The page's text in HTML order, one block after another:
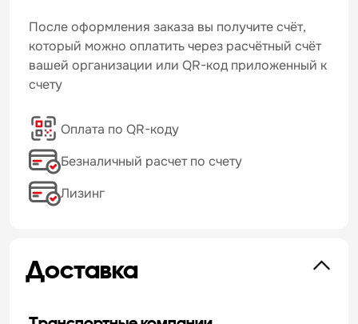
После оформления заказа вы получите счёт,
который можно оплатить через расчётный счёт
вашей организации или QR-код приложенный к
счету
Оплата по QR-коду
Безналичный расчет по счету
Лизинг
Доставка